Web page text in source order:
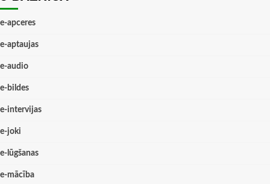
e-apceres
e-aptaujas
e-audio
e-bildes
e-intervijas
e-joki
e-lūgšanas
e-mācība